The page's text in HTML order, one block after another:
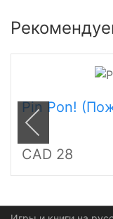
Pin Pon!
CAD 28